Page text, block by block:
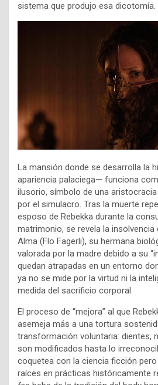
sistema que produjo esa dicotomía.
La mansión donde se desarrolla la
apariencia palaciega— funciona
ilusorio, símbolo de una
por el simulacro. Tras la muerte
esposo de Rebekka durante la
matrimonio, se revela la insolvencia
Alma (Flo Fagerli), su hermana
valorada por la madre debido a su
quedan atrapadas en un entorno
ya no se mide por la virtud ni la
medida del sacrificio corporal.
El proceso de “mejora” al que
asemeja más a una tortura
transformación voluntaria: dientes,
son modificados hasta lo
coquetea con la ciencia ficción
raíces en prácticas históricamente